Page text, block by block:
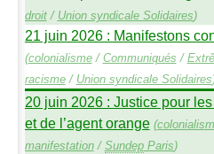
droit/ Union syndicale Solidaires)
21 juin 2026 : Manifestons
(colonialisme/ Communiqués /
racisme/ Union syndicale Solidaires
20 juin 2026 : Justice pour
et de l’agent orange (
manifestation/ SundepParis)